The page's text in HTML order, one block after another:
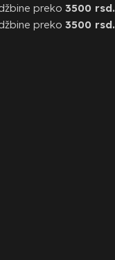
preko 3500 rsd.
preko 3500 rsd.